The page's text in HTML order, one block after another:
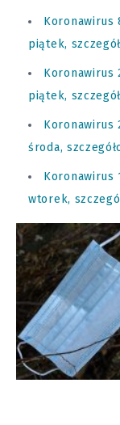
Koronawirus
piątek,
Koronawirus
piątek,
Koronawirus
środa,
Koronawirus
wtorek,